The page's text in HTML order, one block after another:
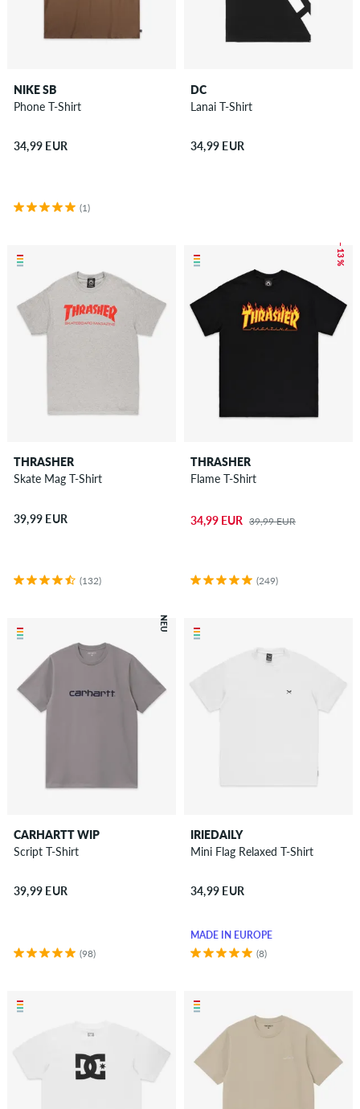
NIKE SB
Phone T-Shirt
34,99 EUR
(1)
DC
Lanai T-Shirt
34,99 EUR
THRASHER
Skate Mag T-Shirt
39,99 EUR
(132)
– 13 %
THRASHER
Flame T-Shirt
34,99 EUR 39,99 EUR
(249)
NEU
CARHARTT WIP
Script T-Shirt
39,99 EUR
(98)
IRIEDAILY
Mini Flag Relaxed T-Shirt
34,99 EUR
MADE IN EUROPE
(8)